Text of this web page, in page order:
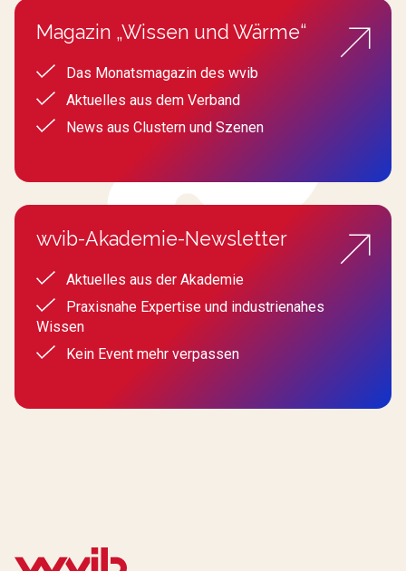
Magazin „Wissen und Wärme“
Das Monatsmagazin des wvib
Aktuelles aus dem Verband
News aus Clustern und Szenen
wvib-Akademie-Newsletter
Aktuelles aus der Akademie
Praxisnahe Expertise und industrienahes
Wissen
Kein Event mehr verpassen